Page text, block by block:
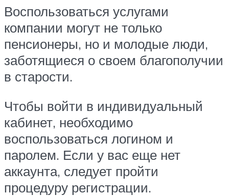
Воспользоваться услугами
компании могут не только
пенсионеры, но и молодые люди,
заботящиеся о своем благополучии
в старости.
Чтобы войти в индивидуальный
кабинет, необходимо
воспользоваться логином и
паролем. Если у вас еще нет
аккаунта, следует пройти
процедуру регистрации.